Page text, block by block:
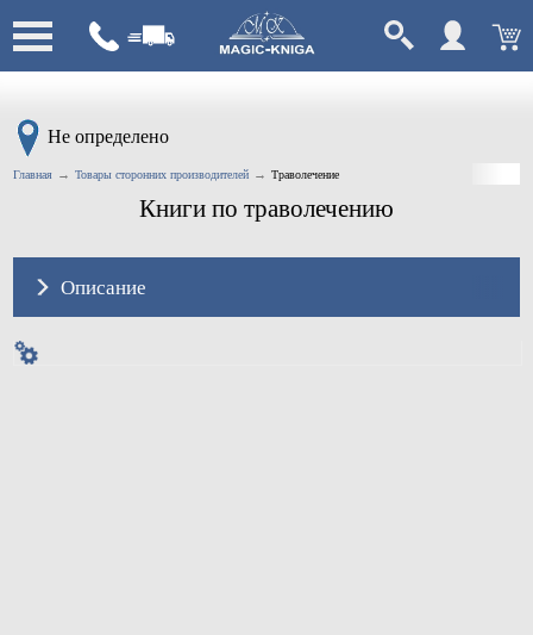
Не определено
Главная Товары сторонних производителей Траволечение
Книги по траволечению
Описание